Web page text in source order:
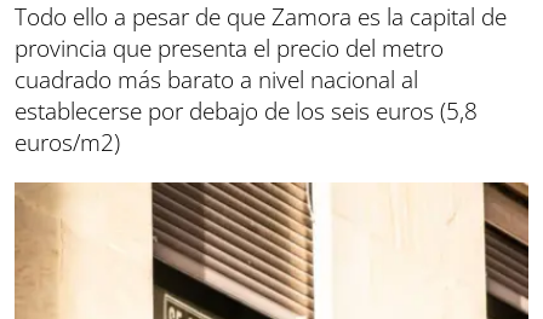
Todo ello a pesar de que Zamora es la capital de
provincia que presenta el precio del metro
cuadrado más barato a nivel nacional al
establecerse por debajo de los seis euros (5,8
euros/m2)